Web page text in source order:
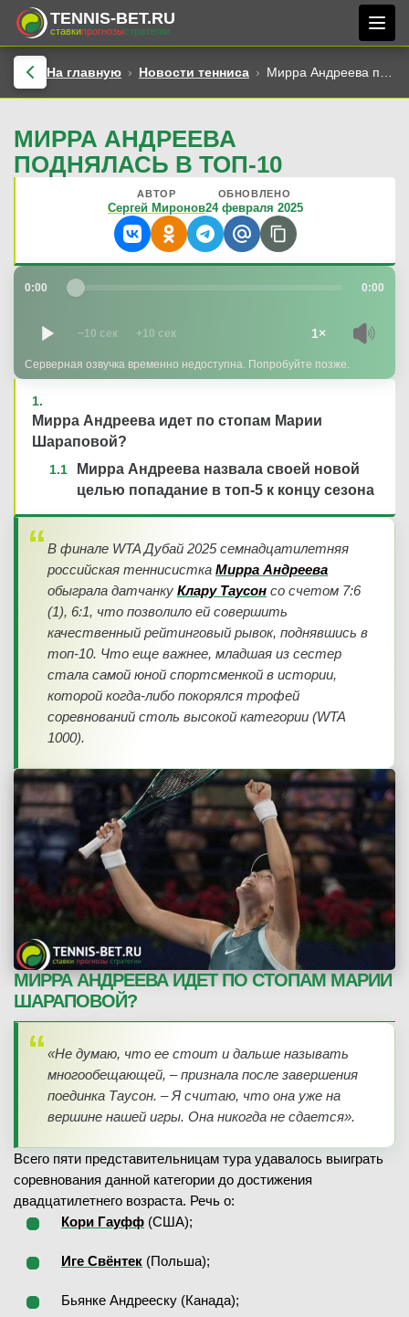
TENNIS-BET.RU
ставкипрогнозыстратегии
На главную Новости тенниса Мирра Андреева поднялась в топ-10
МИРРА АНДРЕЕВА
ПОДНЯЛАСЬ В ТОП-10
АВТОР
Сергей Миронов
ОБНОВЛЕНО
24 февраля 2025
0:00 0:00
−10 сек +10 сек 1×
Серверная озвучка временно недоступна. Попробуйте позже.
Мирра Андреева идет по стопам Марии
Шараповой?
Мирра Андреева назвала своей новой
целью попадание в топ-5 к концу сезона
В финале WTA Дубай 2025 семнадцатилетняя
российская теннисистка Мирра Андреева
обыграла датчанку Клару Таусон со счетом 7:6
(1), 6:1, что позволило ей совершить
качественный рейтинговый рывок, поднявшись в
топ-10. Что еще важнее, младшая из сестер
стала самой юной спортсменкой в истории,
которой когда-либо покорялся трофей
соревнований столь высокой категории (WTA
1000).
МИРРА АНДРЕЕВА ИДЕТ ПО СТОПАМ МАРИИ
ШАРАПОВОЙ?
«Не думаю, что ее стоит и дальше называть
многообещающей, – признала после завершения
поединка Таусон. – Я считаю, что она уже на
вершине нашей игры. Она никогда не сдается».
Всего пяти представительницам тура удавалось выиграть
соревнования данной категории до достижения
двадцатилетнего возраста. Речь о:
Кори Гауфф (США);
Иге Свёнтек (Польша);
Бьянке Андрееску (Канада);